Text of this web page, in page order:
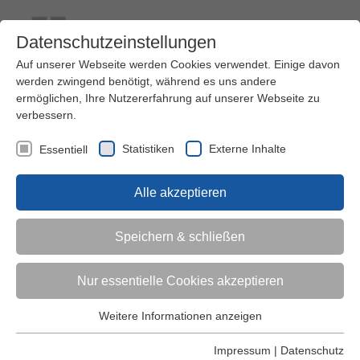
Kontakt Ihre Meinung ist uns wichtig!
Kinder (0-6)
Grundschulkinder
Jugendliche
Datenschutzeinstellungen
Auf unserer Webseite werden Cookies verwendet. Einige davon
werden zwingend benötigt, während es uns andere
ermöglichen, Ihre Nutzererfahrung auf unserer Webseite zu
verbessern.
Essentiell Statistiken Externe Inhalte
Alle akzeptieren
Speichern & schließen
Nur essentielle Cookies akzeptieren
Essentielle Cookies werden für grundlegende Funktionen der
Weitere Informationen anzeigen
Impressum | Datenschutz